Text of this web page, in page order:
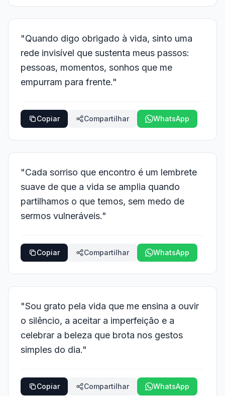
"Quando digo obrigado à vida, sinto uma
rede invisível que sustenta meus passos:
pessoas, momentos, sonhos que me
empurram para frente."
Copiar Compartilhar WhatsApp
"Cada sorriso que encontro é um lembrete
suave de que a vida se amplia quando
partilhamos o que temos, sem medo de
sermos vulneráveis."
Copiar Compartilhar WhatsApp
"Sou grato pela vida que me ensina a ouvir
o silêncio, a aceitar a imperfeição e a
celebrar a beleza que brota nos gestos
simples do dia."
Copiar Compartilhar WhatsApp